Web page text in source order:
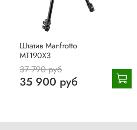
Штатив Manfrotto
MT190X3
37 790 руб
35 900 руб